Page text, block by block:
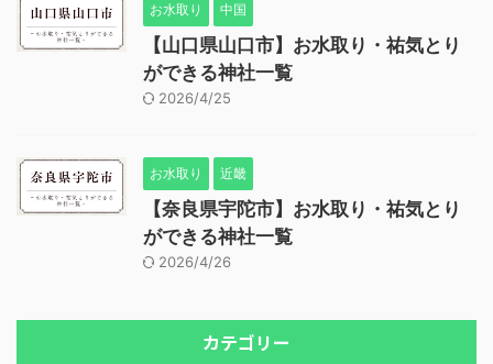
お水取り 中国
【山口県山口市】お水取り・祐気とり
ができる神社一覧
2026/4/25
お水取り 近畿
【奈良県宇陀市】お水取り・祐気とり
ができる神社一覧
2026/4/26
カテゴリー